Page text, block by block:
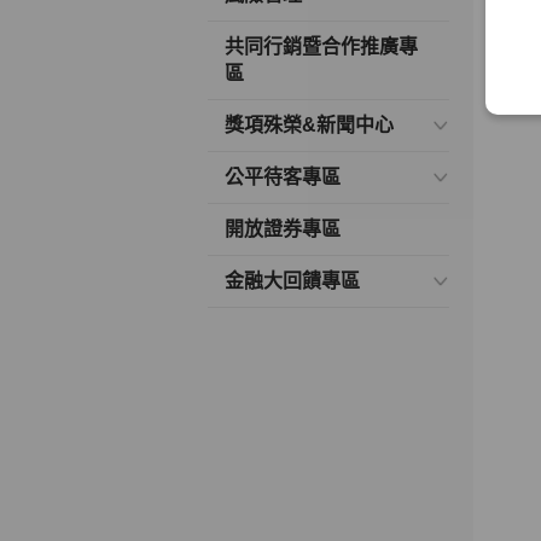
共同行銷暨合作推廣專
區
獎項殊榮&新聞中心
公平待客專區
開放證券專區
金融大回饋專區